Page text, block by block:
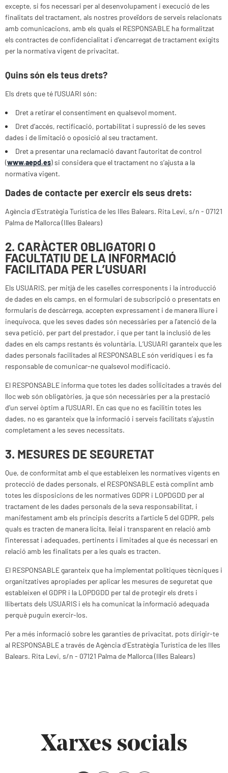
excepte, si fos necessari per al desenvolupament i execució de les
finalitats del tractament, als nostres proveïdors de serveis relacionats
amb comunicacions, amb els quals el RESPONSABLE ha formalitzat
els contractes de confidencialitat i d’encarregat de tractament exigits
per la normativa vigent de privacitat.
Quins són els teus drets?
Els drets que té l’USUARI són:
Dret a retirar el consentiment en qualsevol moment.
Dret d’accés, rectificació, portabilitat i supressió de les seves
dades i de limitació o oposició al seu tractament.
Dret a presentar una reclamació davant l’autoritat de control
(www.aepd.es) si considera que el tractament no s’ajusta a la
normativa vigent.
Dades de contacte per exercir els seus drets:
Agència d'Estratègia Turística de les Illes Balears. Rita Levi, s/n - 07121
Palma de Mallorca (Illes Balears)
2. CARÀCTER OBLIGATORI O
FACULTATIU DE LA INFORMACIÓ
FACILITADA PER L’USUARI
Els USUARIS, per mitjà de les caselles corresponents i la introducció
de dades en els camps, en el formulari de subscripció o presentats en
formularis de descàrrega, accepten expressament i de manera lliure i
inequívoca, que les seves dades són necessàries per a l’atenció de la
seva petició, per part del prestador, i que per tant la inclusió de les
dades en els camps restants és voluntària. L’USUARI garanteix que les
dades personals facilitades al RESPONSABLE són verídiques i es fa
responsable de comunicar-ne qualsevol modificació.
El RESPONSABLE informa que totes les dades sol·licitades a través del
lloc web són obligatòries, ja que són necessàries per a la prestació
d’un servei òptim a l’USUARI. En cas que no es facilitin totes les
dades, no es garanteix que la informació i serveis facilitats s’ajustin
completament a les seves necessitats.
3. MESURES DE SEGURETAT
Que, de conformitat amb el que estableixen les normatives vigents en
protecció de dades personals, el RESPONSABLE està complint amb
totes les disposicions de les normatives GDPR i LOPDGDD per al
tractament de les dades personals de la seva responsabilitat, i
manifestament amb els principis descrits a l’article 5 del GDPR, pels
quals es tracten de manera lícita, lleial i transparent en relació amb
l’interessat i adequades, pertinents i limitades al que és necessari en
relació amb les finalitats per a les quals es tracten.
El RESPONSABLE garanteix que ha implementat polítiques tècniques i
organitzatives apropiades per aplicar les mesures de seguretat que
estableixen el GDPR i la LOPDGDD per tal de protegir els drets i
llibertats dels USUARIS i els ha comunicat la informació adequada
perquè puguin exercir-los.
Per a més informació sobre les garanties de privacitat, pots dirigir-te
al RESPONSABLE a través de Agència d'Estratègia Turística de les Illes
Balears. Rita Levi, s/n - 07121 Palma de Mallorca (Illes Balears)
Xarxes socials